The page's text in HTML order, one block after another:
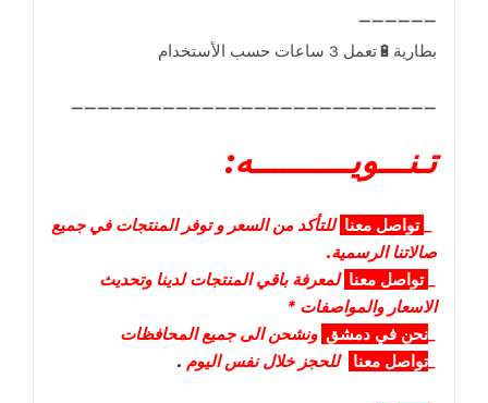
____________________________
تـنـــويــــــــــه:
تواصل معنا للتأكد من السعر و توفر المنتجات في جميع
صالاتنا الرسمية.
تواصل معنا لمعرفة باقي المنتجات لدينا وتحديث
الاسعار والمواصفات *
نحن في دمشق ونشحن الى جميع المحافظات
تواصل معنا للحجز خلال نفس اليوم .